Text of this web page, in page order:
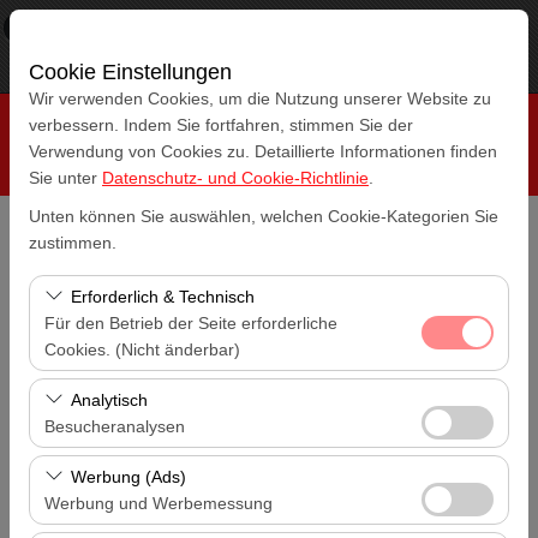
×
Frei - In Google Play
Cookie Einstellungen
Wir verwenden Cookies, um die Nutzung unserer Website zu
verbessern. Indem Sie fortfahren, stimmen Sie der
Verwendung von Cookies zu. Detaillierte Informationen finden
Sie unter Datenschutz- und Cookie-Richtlinie
Unten können Sie auswählen, welchen Cookie-Kategorien Sie
zustimmen.
Erforderlich & Technisch
Für den Betrieb der Seite erforderliche
Cookies. (Nicht änderbar)
Diese Cookies sind für das ordnungsgemäße
Funktionieren der Website, die Sicherheit, die
Sitzungsverwaltung und grundlegende Funktionen
erforderlich. Sie können nicht deaktiviert werden.
Analytisch
Besucheranalysen
Diese Cookies ermöglichen es uns, zu analysieren, wie
unsere Website genutzt wird (Besucherzahl,
meistbesuchte Seiten, Nutzerverhalten). Diese Daten
Werbung (Ads)
Werbung und Werbemessung
Antalya Flughafen (AYT)
Eine andere Rückgabestation auswählen
Antalya Flughafen (AYT)
Abholdatum & Zeit
Rückgabedatum & Zeit